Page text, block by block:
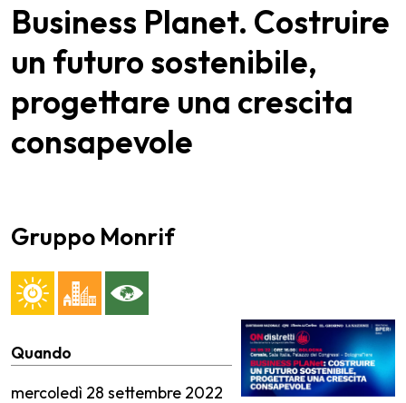
Business Planet. Costruire
un futuro sostenibile,
progettare una crescita
consapevole
Gruppo Monrif
Quando
mercoledì 28 settembre 2022